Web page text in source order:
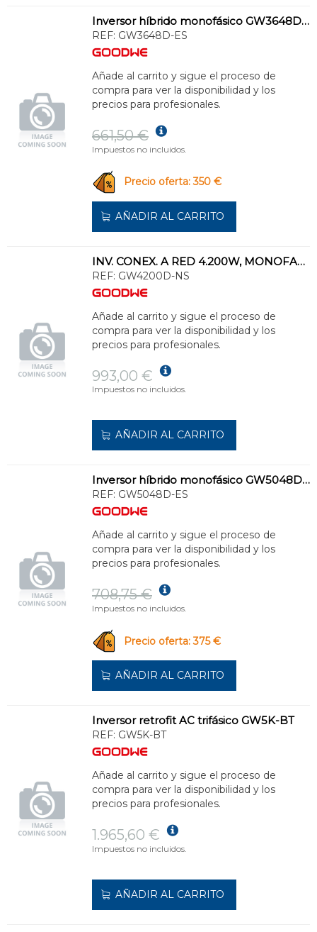
Inversor híbrido monofásico GW3648D-ES
REF: GW3648D-ES
Añade al carrito y sigue el proceso de
compra para ver la disponibilidad y los
precios para profesionales.
661,50 €
Impuestos no incluidos.
Precio oferta: 350 €
AÑADIR AL CARRITO
INV. CONEX. A RED 4.200W, MONOFAS., 2 MPPT, DC SWITCH, WIFI
REF: GW4200D-NS
Añade al carrito y sigue el proceso de
compra para ver la disponibilidad y los
precios para profesionales.
993,00 €
Impuestos no incluidos.
AÑADIR AL CARRITO
Inversor híbrido monofásico GW5048D-ES
REF: GW5048D-ES
Añade al carrito y sigue el proceso de
compra para ver la disponibilidad y los
precios para profesionales.
708,75 €
Impuestos no incluidos.
Precio oferta: 375 €
AÑADIR AL CARRITO
Inversor retrofit AC trifásico GW5K-BT
REF: GW5K-BT
Añade al carrito y sigue el proceso de
compra para ver la disponibilidad y los
precios para profesionales.
1.965,60 €
Impuestos no incluidos.
AÑADIR AL CARRITO